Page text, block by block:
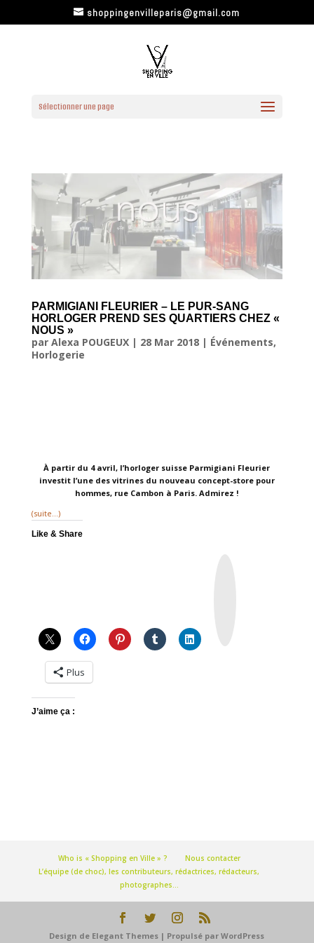
shoppingenvilleparis@gmail.com
Sélectionner une page
PARMIGIANI FLEURIER – LE PUR-SANG
HORLOGER PREND SES QUARTIERS CHEZ «
NOUS »
par Alexa POUGEUX| 28 Mar 2018| Événements,
Horlogerie
À partir du 4 avril, l’horloger suisse Parmigiani Fleurier
investit l’une des vitrines du nouveau concept-store pour
hommes, rue Cambon à Paris. Admirez !
(suite…)
Like & Share
Plus
J’aime ça :
Who is « Shopping en Ville » ?
Nous contacter
L’équipe (de choc), les contributeurs, rédactrices, rédacteurs,
photographes…
Design de Elegant Themes | Propulsé parWordPress